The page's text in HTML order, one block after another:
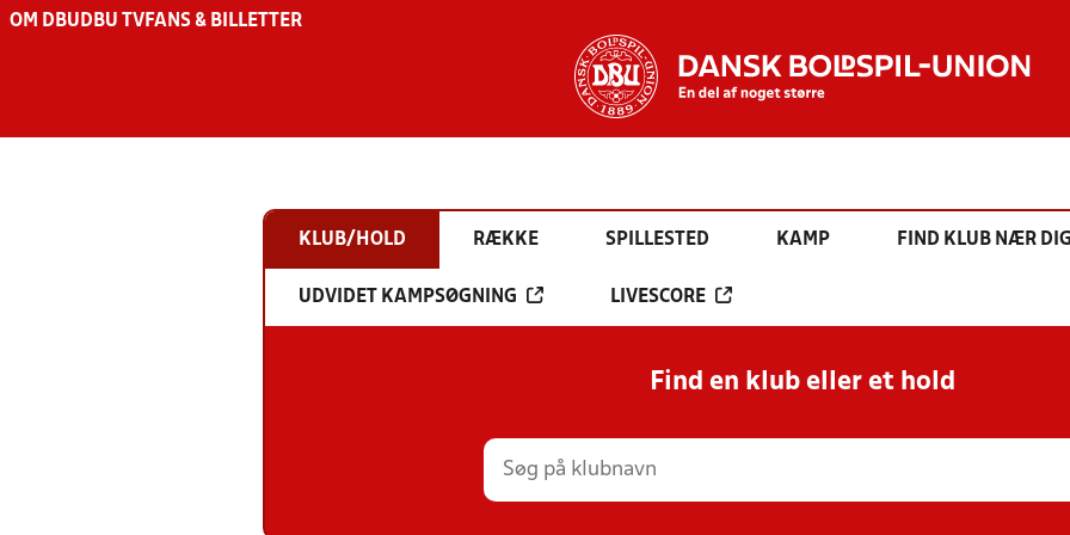
OM DBU DBU TV FANS & BILLETTER
KLUB/HOLD RÆKKE SPILLESTED KAMP FIND KLUB NÆR
UDVIDET KAMPSØGNING LIVESCORE
Find en klub eller et hold